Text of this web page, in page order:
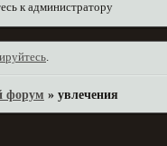
к администратору
.
форум » увлечения